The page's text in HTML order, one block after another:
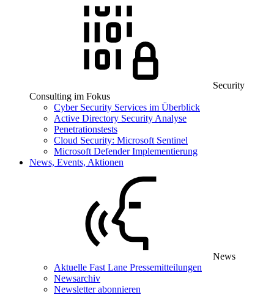
Security
Consulting im Fokus
Cyber Security Services im Überblick
Active Directory Security Analyse
Penetrationstests
Cloud Security: Microsoft Sentinel
Microsoft Defender Implementierung
News, Events, Aktionen
News
Aktuelle Fast Lane Pressemitteilungen
Newsarchiv
Newsletter abonnieren